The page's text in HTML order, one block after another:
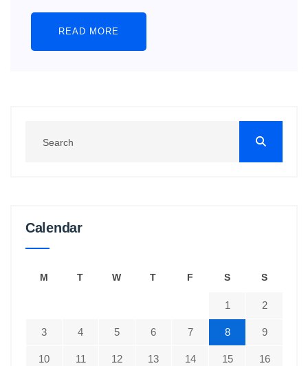
READ MORE
Calendar
M T W T F S S
1 2
3 4 5 6 7 8 9
10 11 12 13 14 15 16